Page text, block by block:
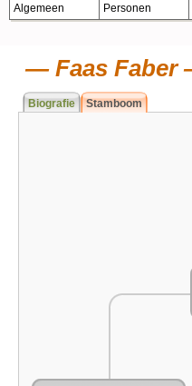
Algemeen Personen
Faas Faber
Biografie Stamboom